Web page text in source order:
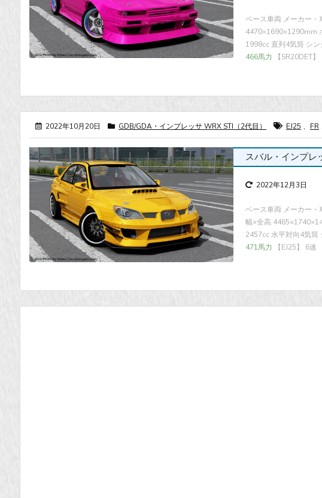
ベース車両 メーカー
4470×1690×1290mm
1998cc 直列4気筒 シ
466馬力 【SR20DET
2022年10月20日 GDB/GDA・インプレッサ WRX STI（2代目） EJ25 , FR ,
スバル・インプレ
2022年12月3日
ベース車両 メーカー
幅×全高
2457cc 水平対向4気筒
471馬力 【EJ25】 6